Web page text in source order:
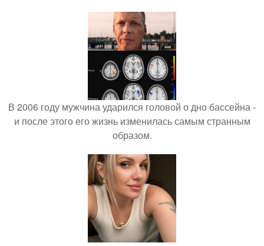
В 2006 году мужчина ударился головой о дно бассейна -
и после этого его жизнь изменилась самым странным
образом.